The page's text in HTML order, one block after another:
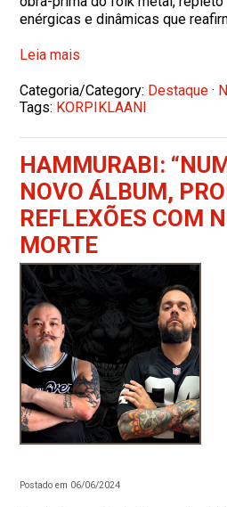
enérgicas e dinâmicas que
Leia mais
Categoria/Category: Destaque ·
Tags: KORPIKLAANI
HAMMURABI:
NOVO ÁLBUM,
REFLEXÕES COM
MORTE
Postado em 06/06/2024